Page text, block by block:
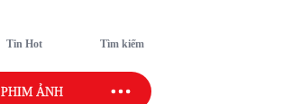
Tin Hot Tìm kiếm
PHIM ẢNH SAO SPORT